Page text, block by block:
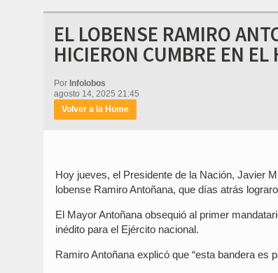
EL LOBENSE RAMIRO
HICIERON CUMBRE EN
Por Infolobos
agosto 14, 2025 21:45
Volver a la Home
Hoy jueves, el Presidente de la Nación, Javier
lobense Ramiro Antoñana, que días atrás
El Mayor Antoñana obsequió al primer
inédito para el Ejército nacional.
Ramiro Antoñana explicó que “esta bandera